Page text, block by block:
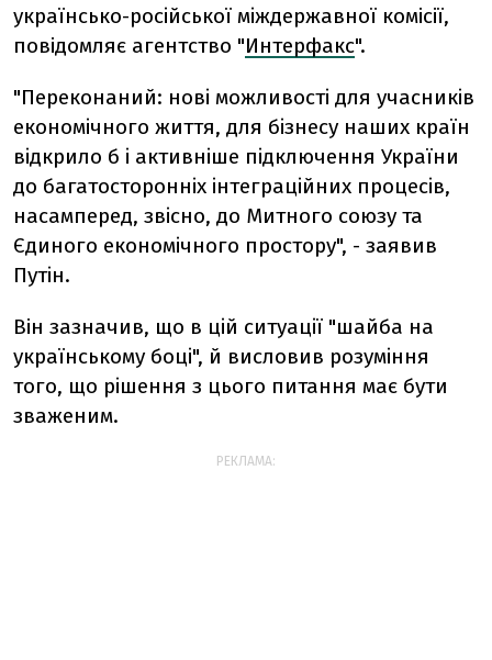
українсько-росiйської мiждержавної комісії,
повідомляє агентство "Интерфакс".
"Переконаний: новi можливостi для учасникiв
економiчного життя, для бiзнесу наших країн
вiдкрило б i активнiше пiдключення України
до багатостороннiх iнтеграцiйних процесiв,
насамперед, звiсно, до Митного союзу та
Єдиного економiчного простору", - заявив
Путiн.
Він зазначив, що в цiй ситуацiї "шайба на
українському боцi", й висловив розумiння
того, що рiшення з цього питання має бути
зваженим.
РЕКЛАМА: